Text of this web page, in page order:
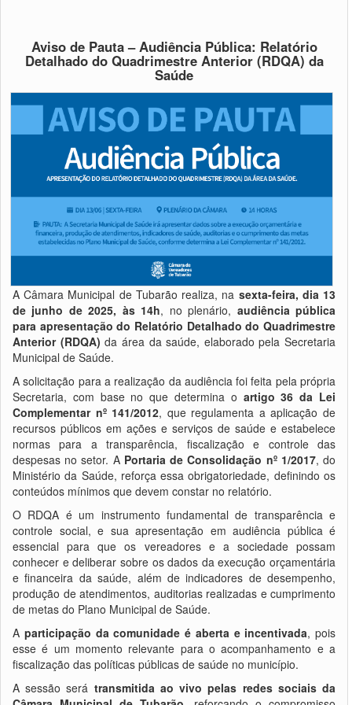
Aviso de Pauta – Audiência Pública: Relatório
Detalhado do Quadrimestre Anterior (RDQA) da
Saúde
A Câmara Municipal de Tubarão realiza, na sexta-feira, dia 13
de junho de 2025, às 14h, no plenário, audiência pública
para apresentação do Relatório Detalhado do Quadrimestre
Anterior (RDQA) da área da saúde, elaborado pela Secretaria
Municipal de Saúde.
A solicitação para a realização da audiência foi feita pela própria
Secretaria, com base no que determina o artigo 36 da Lei
Complementar nº 141/2012, que regulamenta a aplicação de
recursos públicos em ações e serviços de saúde e estabelece
normas para a transparência, fiscalização e controle das
despesas no setor. A Portaria de Consolidação nº 1/2017, do
Ministério da Saúde, reforça essa obrigatoriedade, definindo os
conteúdos mínimos que devem constar no relatório.
O RDQA é um instrumento fundamental de transparência e
controle social, e sua apresentação em audiência pública é
essencial para que os vereadores e a sociedade possam
conhecer e deliberar sobre os dados da execução orçamentária
e financeira da saúde, além de indicadores de desempenho,
produção de atendimentos, auditorias realizadas e cumprimento
de metas do Plano Municipal de Saúde.
A participação da comunidade é aberta e incentivada, pois
esse é um momento relevante para o acompanhamento e a
fiscalização das políticas públicas de saúde no município.
A sessão será transmitida ao vivo pelas redes sociais da